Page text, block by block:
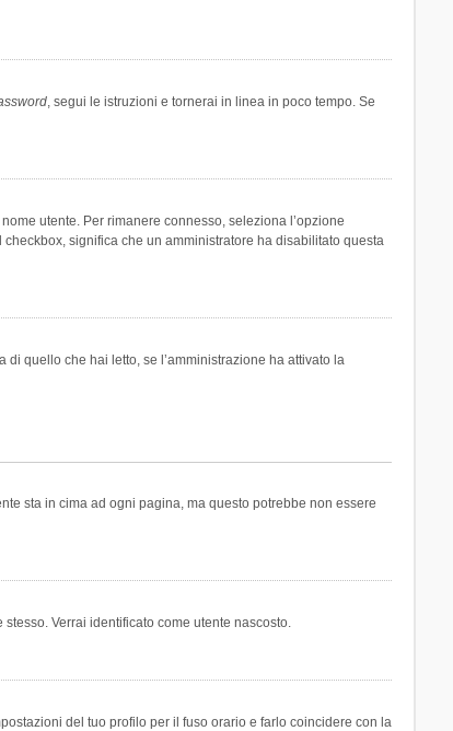
, segui le istruzioni e tornerai in linea in poco tempo. Se
utente. Per rimanere connesso, seleziona l’opzione
significa che un amministratore ha disabilitato questa
quello che hai letto, se l’amministrazione ha attivato la
sta in cima ad ogni pagina, ma questo potrebbe non essere
Verrai identificato come utente nascosto.
del tuo profilo per il fuso orario e farlo coincidere con la